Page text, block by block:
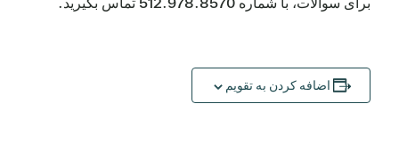
اضافه کردن به تقویم